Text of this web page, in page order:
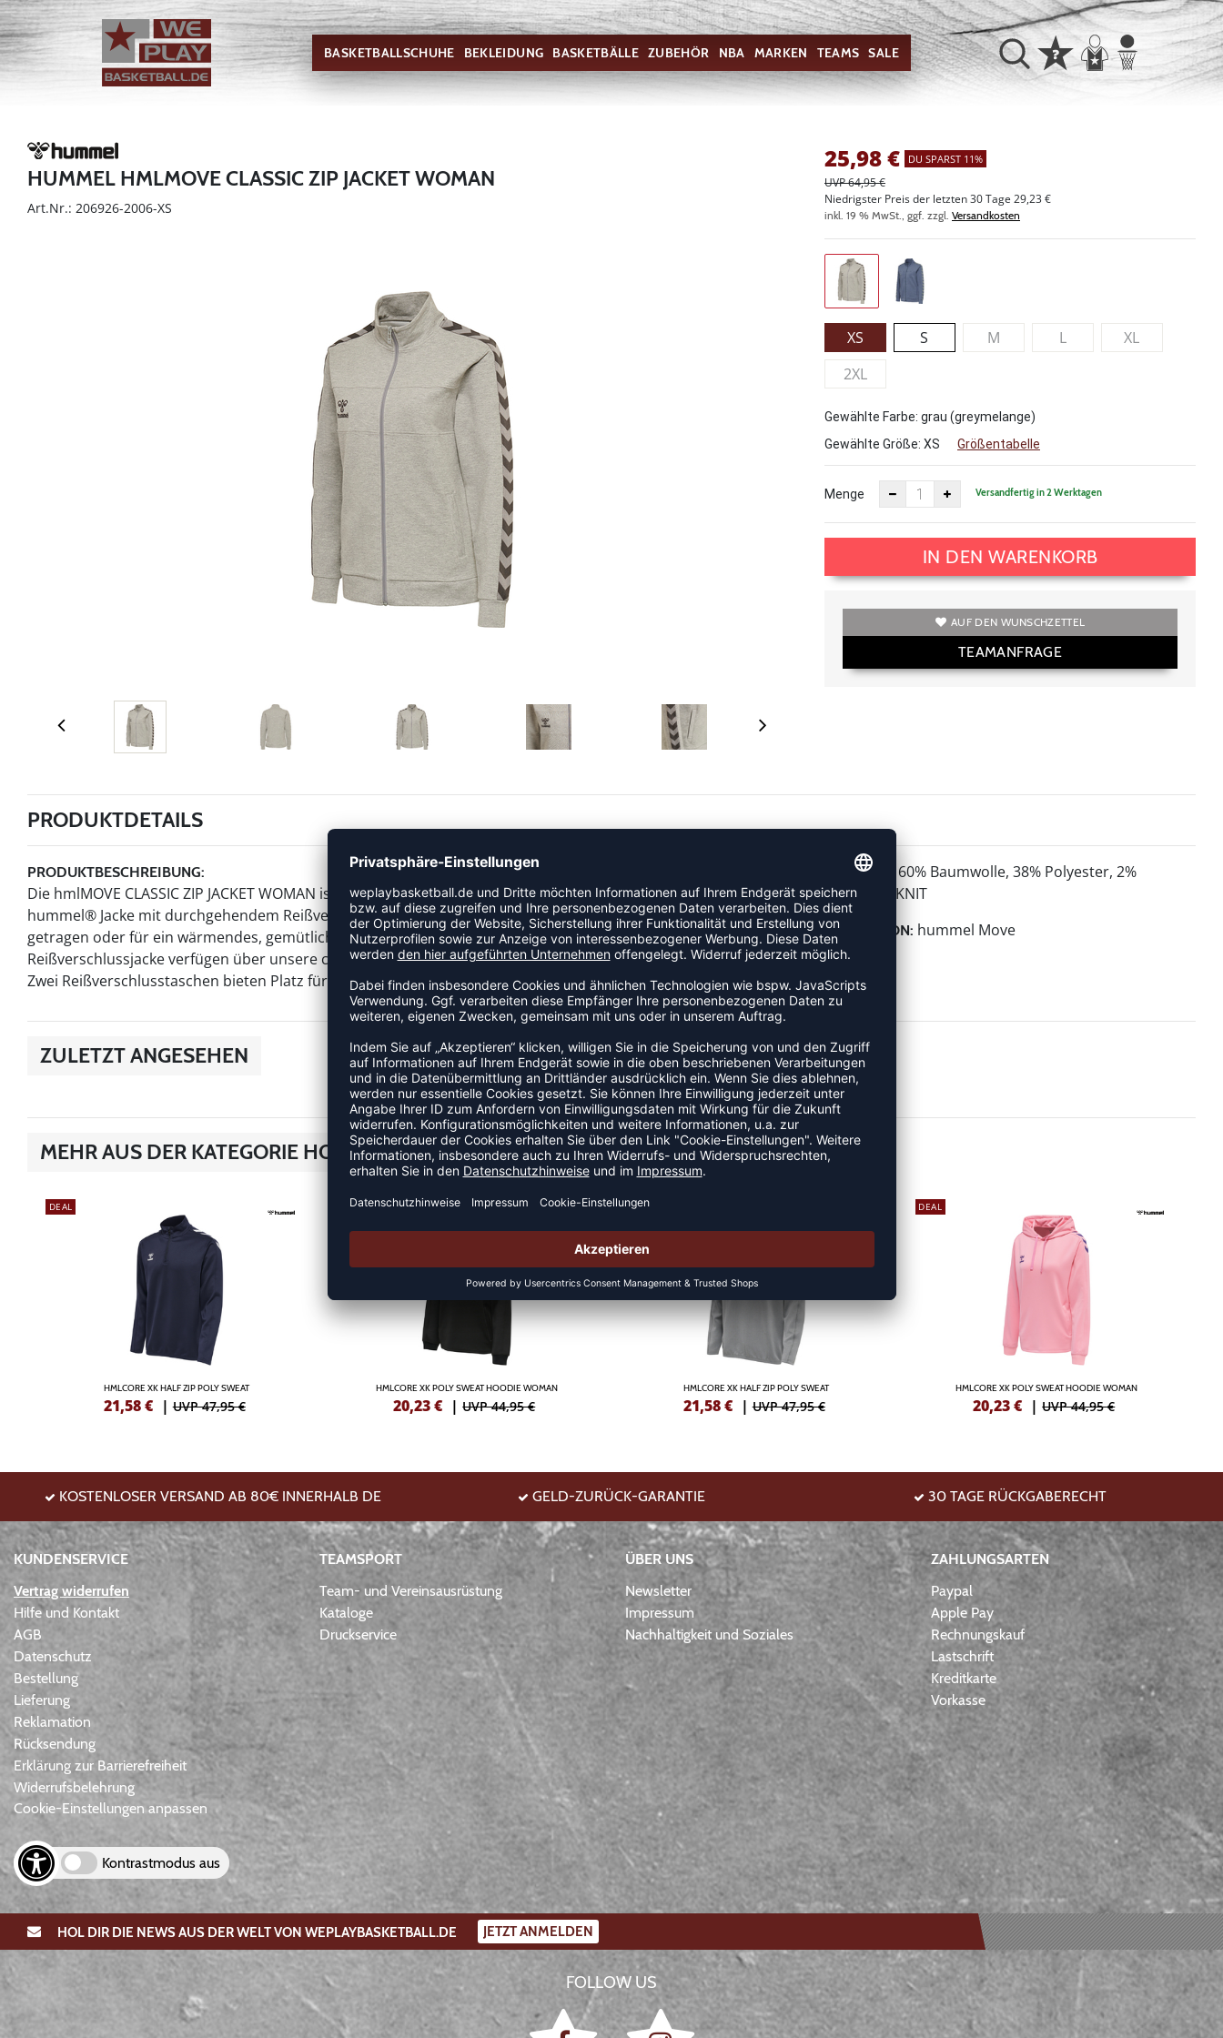
BASKETBALLSCHUHE BEKLEIDUNG BASKETBÄLLE ZUBEHÖR NBA MARKEN TEAMS SALE
HUMMEL HMLMOVE CLASSIC ZIP JACKET WOMAN
Art.Nr.: 206926-2006-XS
25,98€ DU SPARST 11%
UVP 64,95 €
Niedrigster Preis der letzten 30 Tage 29,23 €
inkl. 19 % MwSt., ggf. zzgl. Versandkosten
XS S M L
XL
2XL
Gewählte Farbe: grau (greymelange)
Gewählte Größe: XS Größentabelle
Menge Versandfertig in 2 Werktagen
IN DEN WARENKORB
AUF DEN WUNSCHZETTEL
TEAMANFRAGE
PRODUKTDETAILS
PRODUKTBESCHREIBUNG:
Die hmlMOVE CLASSIC ZIP JACKET WOMAN ist aus robustem, doppelt gestricktem Jersey gefertigt. Diese
hummel® Jacke mit durchgehendem Reißverschluss vorne und hohem Kragen kann zur Belüftung offen
getragen oder für ein wärmendes, gemütliches Gefühl geschlossen getragen werden. Die Ärmel dieser
Reißverschlussjacke verfügen über unsere charakteristischen Winkel und klassische Bündchen an den Enden.
Zwei Reißverschlusstaschen bieten Platz für Wertsachen und Kleinigkeiten.
MATERIAL:
60% Baumwolle, 38% Polyester, 2%
Elasthan - KNIT
KOLLEKTION: hummel Move
ZULETZT ANGESEHEN
MEHR AUS DER KATEGORIE HOODIES
DEAL
HMLCORE XK HALF ZIP POLY SWEAT
21,58€ |UVP 47,95 €
DEAL
HMLCORE XK POLY SWEAT HOODIE WOMAN
20,23€ |UVP 44,95 €
DEAL
HMLCORE XK HALF ZIP POLY SWEAT
21,58€ |UVP 47,95 €
DEAL
HMLCORE XK POLY SWEAT HOODIE WOMAN
20,23€ |UVP 44,95 €
KOSTENLOSER VERSAND AB 80€ INNERHALB DE GELD-ZURÜCK-GARANTIE 30 TAGE RÜCKGABERECHT
KUNDENSERVICE
Vertrag widerrufen
Hilfe und Kontakt
AGB
Datenschutz
Bestellung
Lieferung
Reklamation
Rücksendung
Erklärung zur Barrierefreiheit
Widerrufsbelehrung
Cookie-Einstellungen anpassen
Kontrastmodus aus
TEAMSPORT
Team- und Vereinsausrüstung
Kataloge
Druckservice
ÜBER UNS
Newsletter
Impressum
Nachhaltigkeit und Soziales
ZAHLUNGSARTEN
Paypal
Apple Pay
Rechnungskauf
Lastschrift
Kreditkarte
Vorkasse
HOL DIR DIE NEWS AUS DER WELT VON WEPLAYBASKETBALL.DE JETZT ANMELDEN
FOLLOW US